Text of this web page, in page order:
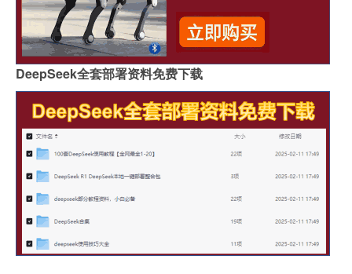
DeepSeek全套部署资料免费下载